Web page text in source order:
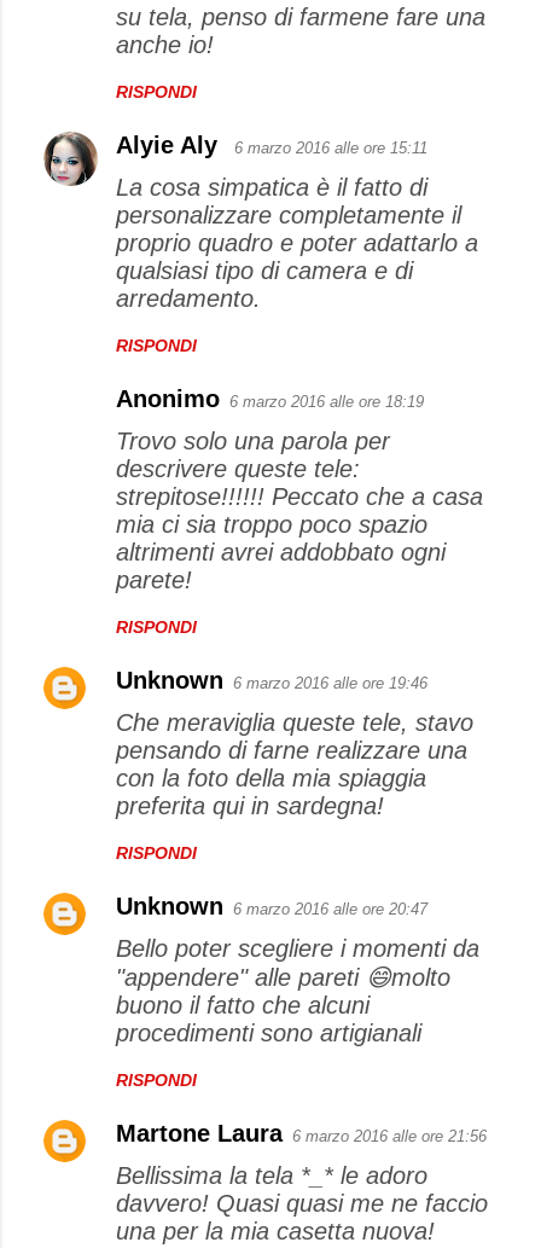
su tela, penso di farmene fare una
anche io!
RISPONDI
Alyie Aly 6 marzo 2016 alle ore 15:11
La cosa simpatica è il fatto di
personalizzare completamente il
proprio quadro e poter adattarlo a
qualsiasi tipo di camera e di
arredamento.
RISPONDI
Anonimo 6 marzo 2016 alle ore 18:19
Trovo solo una parola per
descrivere queste tele:
strepitose!!!!!! Peccato che a casa
mia ci sia troppo poco spazio
altrimenti avrei addobbato ogni
parete!
RISPONDI
Unknown 6 marzo 2016 alle ore 19:46
Che meraviglia queste tele, stavo
pensando di farne realizzare una
con la foto della mia spiaggia
preferita qui in sardegna!
RISPONDI
Unknown 6 marzo 2016 alle ore 20:47
Bello poter scegliere i momenti da
"appendere" alle pareti 😄molto
buono il fatto che alcuni
procedimenti sono artigianali
RISPONDI
Martone Laura 6 marzo 2016 alle ore 21:56
Bellissima la tela *_* le adoro
davvero! Quasi quasi me ne faccio
una per la mia casetta nuova!